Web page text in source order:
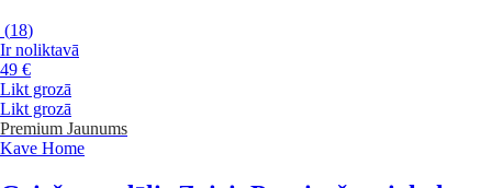
(18)
Ir noliktavā
49 €
Likt grozā
Likt grozā
Premium Jaunums
Kave Home